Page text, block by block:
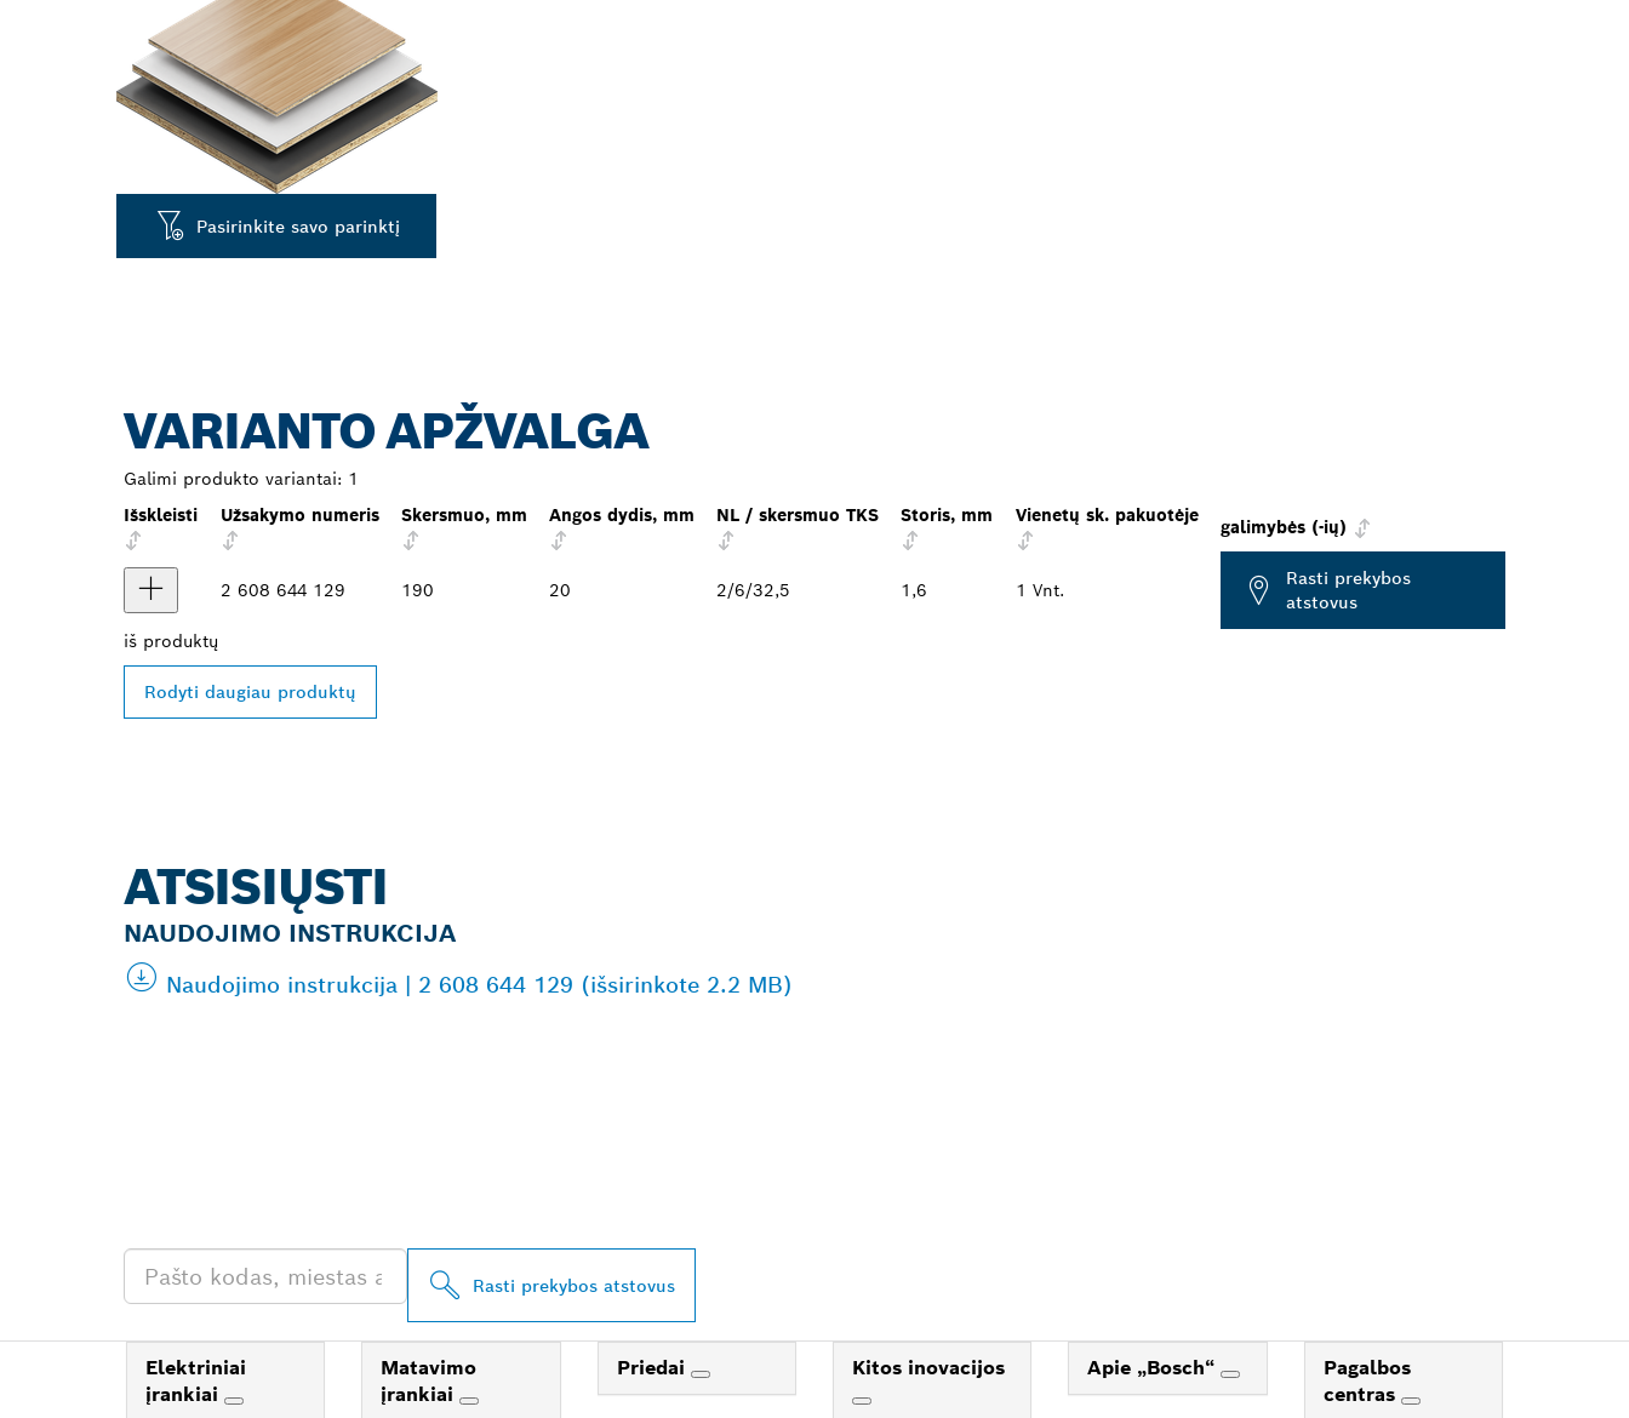
Pasirinkite savo parinktį
VARIANTO APŽVALGA
Galimi produkto variantai: 1
Išskleisti
Užsakymo numeris Skersmuo, mm Angos dydis, mm NL / skersmuo TKS Storis, mm Vienetų sk. pakuotėje
galimybės (-ių)
2 608 644 129 190 20 2/6/32,5 1,6 1 Vnt.
Rasti prekybos
atstovus
iš produktų
Rodyti daugiau produktų
ATSISIŲSTI
NAUDOJIMO INSTRUKCIJA
Naudojimo instrukcija | 2 608 644 129 (išsirinkote 2.2 MB)
Rasti prekybos atstovus
Elektriniai
įrankiai
Matavimo
įrankiai
Priedai Kitos inovacijos Apie „Bosch“
Pagalbos
centras